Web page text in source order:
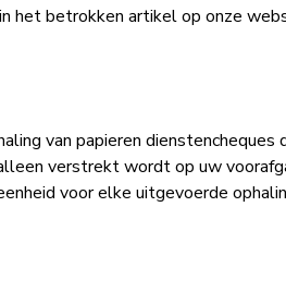
het betrokken artikel op onze
van papieren
verstrekt wordt op uw
voor elke uitgevoerde